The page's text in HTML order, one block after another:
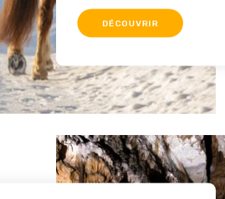
DÉCOUVRIR